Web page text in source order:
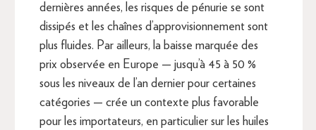
dernières années, les risques de pénurie se sont
dissipés et les chaînes d’approvisionnement sont
plus fluides. Par ailleurs, la baisse marquée des
prix observée en Europe — jusqu’à 45 à 50 %
sous les niveaux de l’an dernier pour certaines
catégories — crée un contexte plus favorable
pour les importateurs, en particulier sur les huiles